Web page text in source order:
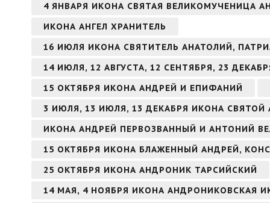
4 ЯНВАРЯ ИКОНА СВЯТАЯ ВЕЛИКОМУЧЕНИЦА
ИКОНА АНГЕЛ ХРАНИТЕЛЬ
16 ИЮЛЯ ИКОНА СВЯТИТЕЛЬ АНАТОЛИЙ,
14 ИЮЛЯ, 12 АВГУСТА, 12 СЕНТЯБРЯ, 23
15 ОКТЯБРЯ ИКОНА АНДРЕЙ И ЕПИФАНИЙ
3 ИЮЛЯ, 13 ИЮЛЯ, 13 ДЕКАБРЯ ИКОНА
ИКОНА АНДРЕЙ ПЕРВОЗВАННЫЙ И АНТОНИЙ
15 ОКТЯБРЯ ИКОНА БЛАЖЕННЫЙ АНДРЕЙ,
25 ОКТЯБРЯ ИКОНА АНДРОНИК ТАРСИЙСКИЙ
14 МАЯ, 4 НОЯБРЯ ИКОНА АНДРОНИКОВСКАЯ